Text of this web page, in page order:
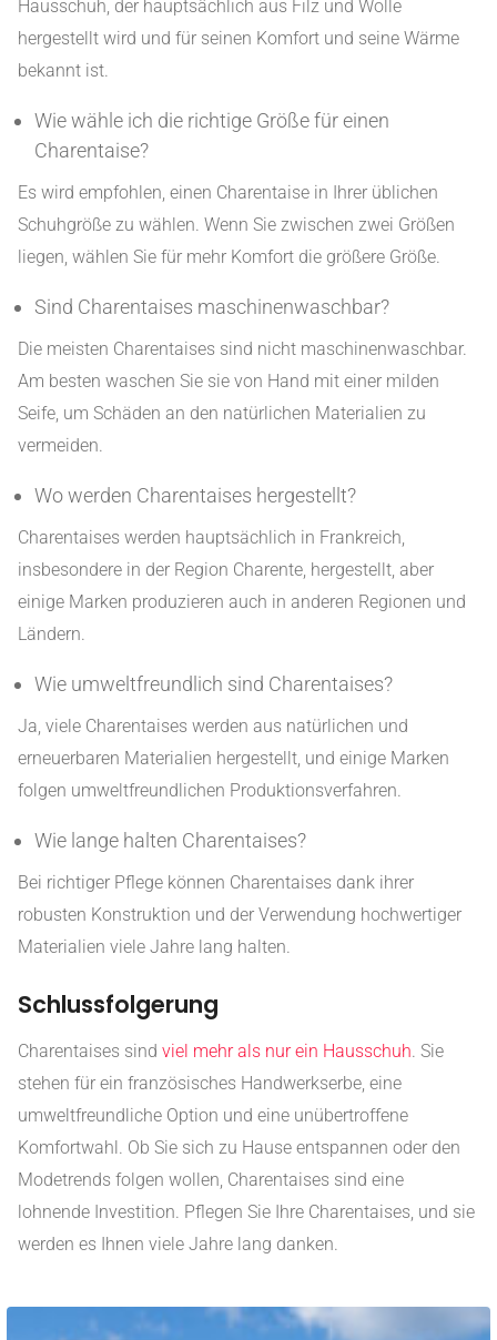
Hausschuh, der hauptsächlich aus Filz und Wolle
hergestellt wird und für seinen Komfort und seine Wärme
bekannt ist.
Wie wähle ich die richtige Größe für einen
Charentaise?
Es wird empfohlen, einen Charentaise in Ihrer üblichen
Schuhgröße zu wählen. Wenn Sie zwischen zwei Größen
liegen, wählen Sie für mehr Komfort die größere Größe.
Sind Charentaises maschinenwaschbar?
Die meisten Charentaises sind nicht maschinenwaschbar.
Am besten waschen Sie sie von Hand mit einer milden
Seife, um Schäden an den natürlichen Materialien zu
vermeiden.
Wo werden Charentaises hergestellt?
Charentaises werden hauptsächlich in Frankreich,
insbesondere in der Region Charente, hergestellt, aber
einige Marken produzieren auch in anderen Regionen und
Ländern.
Wie umweltfreundlich sind Charentaises?
Ja, viele Charentaises werden aus natürlichen und
erneuerbaren Materialien hergestellt, und einige Marken
folgen umweltfreundlichen Produktionsverfahren.
Wie lange halten Charentaises?
Bei richtiger Pflege können Charentaises dank ihrer
robusten Konstruktion und der Verwendung hochwertiger
Materialien viele Jahre lang halten.
Schlussfolgerung
Charentaises sind viel mehr als nur ein Hausschuh . Sie
stehen für ein französisches Handwerkserbe, eine
umweltfreundliche Option und eine unübertroffene
Komfortwahl. Ob Sie sich zu Hause entspannen oder den
Modetrends folgen wollen, Charentaises sind eine
lohnende Investition. Pflegen Sie Ihre Charentaises, und sie
werden es Ihnen viele Jahre lang danken.